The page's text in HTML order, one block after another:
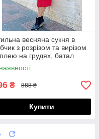
весняна сукня в
з розрізом та вирізом
на грудях, батал
розміри
₴ 888 ₴
Купити